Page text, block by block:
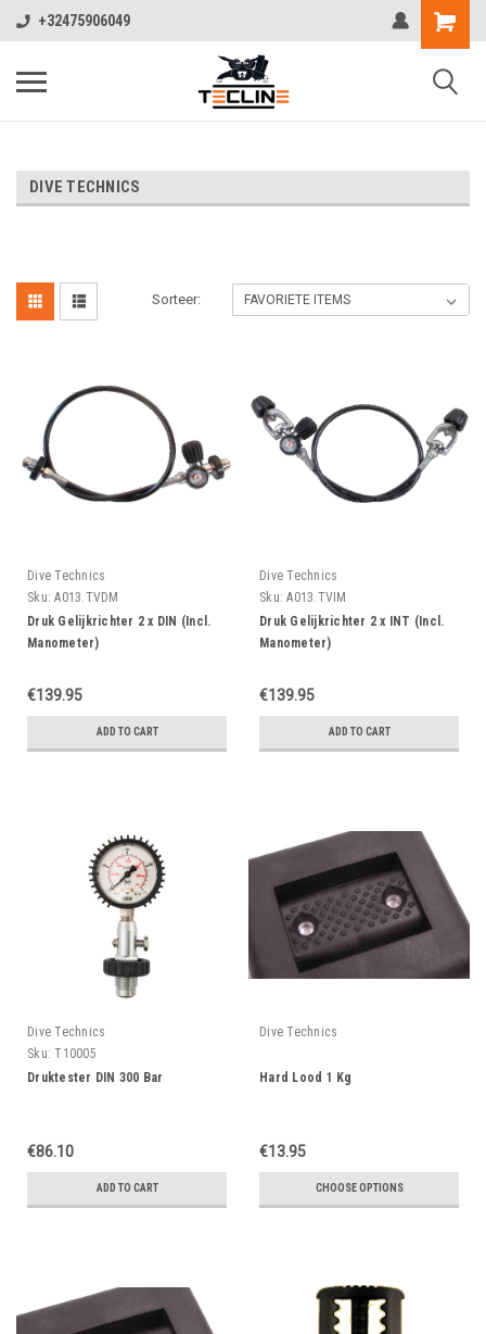
+32475906049
DIVE TECHNICS
Sorteer:
Dive Technics
Sku: A013.TVDM
Druk Gelijkrichter 2 x DIN (Incl.
Manometer)
€139.95
ADD TO CART
Dive Technics
Sku: A013.TVIM
Druk Gelijkrichter 2 x INT (Incl.
Manometer)
€139.95
ADD TO CART
Dive Technics
Sku: T10005
Druktester DIN 300 Bar
€86.10
ADD TO CART
Dive Technics
Hard Lood 1 Kg
€13.95
CHOOSE OPTIONS